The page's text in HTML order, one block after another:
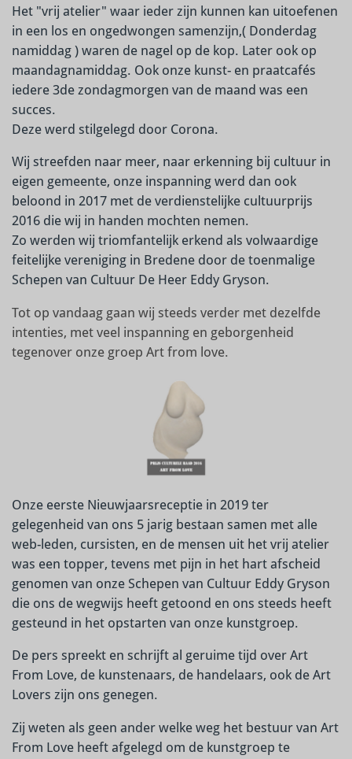
Het "vrij atelier" waar ieder zijn kunnen kan uitoefenen
in een los en ongedwongen samenzijn,( Donderdag
namiddag ) waren de nagel op de kop. Later ook op
maandagnamiddag. Ook onze kunst- en praatcafés
iedere 3de zondagmorgen van de maand was een
succes.
Deze werd stilgelegd door Corona.
Wij streefden naar meer, naar erkenning bij cultuur in
eigen gemeente, onze inspanning werd dan ook
beloond in 2017 met de verdienstelijke cultuurprijs
2016 die wij in handen mochten nemen.
Zo werden wij triomfantelijk erkend als volwaardige
feitelijke vereniging in Bredene door de toenmalige
Schepen van Cultuur De Heer Eddy Gryson.
Tot op vandaag gaan wij steeds verder met dezelfde
intenties, met veel inspanning en geborgenheid
tegenover onze groep Art from love.
Onze eerste Nieuwjaarsreceptie in 2019 ter
gelegenheid van ons 5 jarig bestaan samen met alle
web-leden, cursisten, en de mensen uit het vrij atelier
was een topper, tevens met pijn in het hart afscheid
genomen van onze Schepen van Cultuur Eddy Gryson
die ons de wegwijs heeft getoond en ons steeds heeft
gesteund in het opstarten van onze kunstgroep.
De pers spreekt en schrijft al geruime tijd over Art
From Love, de kunstenaars, de handelaars, ook de Art
Lovers zijn ons genegen.
Zij weten als geen ander welke weg het bestuur van Art
From Love heeft afgelegd om de kunstgroep te